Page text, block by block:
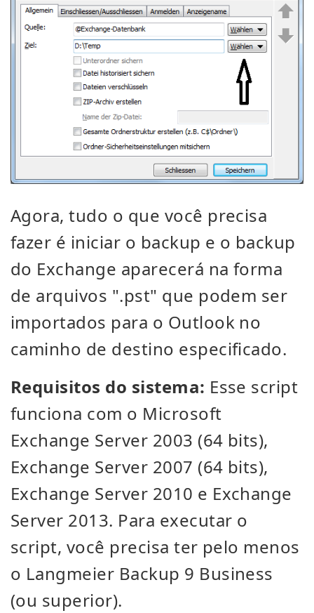
Agora, tudo o que você precisa
fazer é iniciar o backup e o backup
do Exchange aparecerá na forma
de arquivos ".pst" que podem ser
importados para o Outlook no
caminho de destino especificado.
Requisitos do sistema: Esse script
funciona com o Microsoft
Exchange Server 2003 (64 bits),
Exchange Server 2007 (64 bits),
Exchange Server 2010 e Exchange
Server 2013. Para executar o
script, você precisa ter pelo menos
o Langmeier Backup 9 Business
(ou superior).